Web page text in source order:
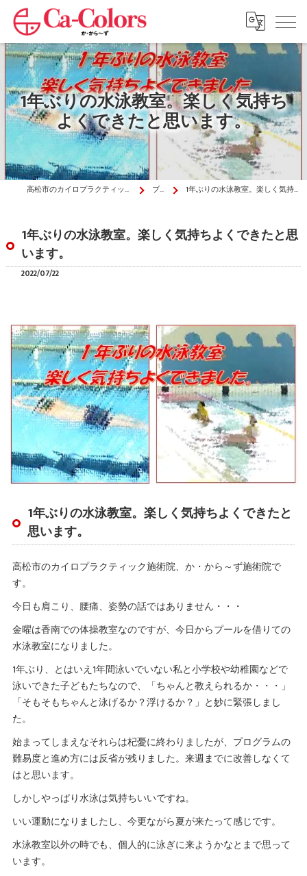
1年ぶりの水泳教室。楽しく気持ち
よくできたと思います。
高松市のカイロプラクティックはか・から～ず施術院 ブログ 1年ぶりの水泳教室。楽しく気持ちよくできたと思います。
1年ぶりの水泳教室。楽しく気持ちよくできたと思
います。
2022/07/22
1年ぶりの水泳教室。楽しく気持ちよくできたと
思います。
高松市のカイロプラクティック施術院、か・から～ず施術院で
す。
今日も肩こり、腰痛、姿勢の話ではありません・・・
金曜は香南での体操教室なのですが、今日からプールを借りての
水泳教室になりました。
1年ぶり、とはいえ1年間泳いでいない私と小学校や幼稚園などで
泳いできた子どもたちなので、「ちゃんと教えられるか・・・」
「そもそもちゃんと泳げるか？浮けるか？」と妙に緊張しまし
た。
始まってしまえなそれらは杞憂に終わりましたが、プログラムの
難易度と進め方には反省が残りました。来週までに改善しなくて
はと思います。
しかしやっぱり水泳は気持ちいいですね。
いい運動になりましたし、今更ながら夏が来たって感じです。
水泳教室以外の時でも、個人的に泳ぎに来ようかなとまで思って
います。